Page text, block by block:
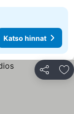
Katso hinnat
Jaa